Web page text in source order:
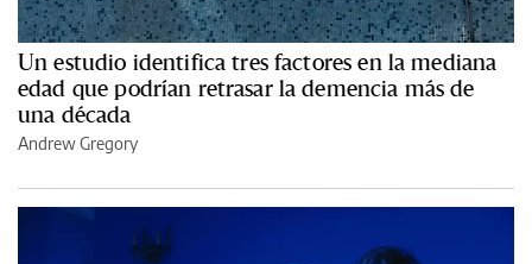
Un estudio identifica tres factores en la mediana
edad que podrían retrasar la demencia más de
una década
Andrew Gregory